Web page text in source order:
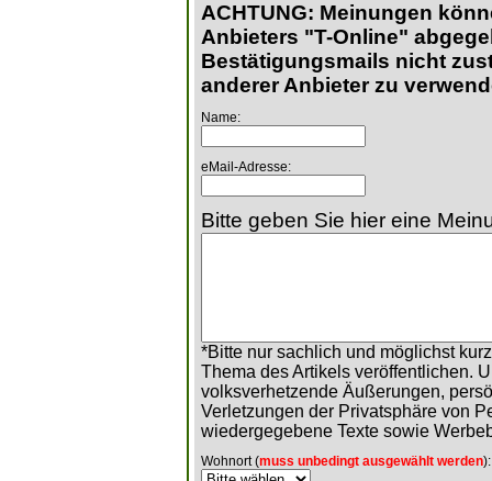
ACHTUNG: Meinungen
Anbieters "T-Online"
Bestätigungsmails nicht
anderer Anbieter zu
Name:
eMail-Adresse:
Bitte geben Sie hier eine
*Bitte nur sachlich und möglichst
Thema des Artikels veröffentlichen.
volksverhetzende Äußerungen,
Verletzungen der Privatsphäre von
wiedergegebene Texte sowie
Wohnort (muss unbedingt ausgewählt werden):